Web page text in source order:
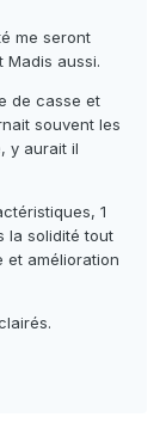
me seront
aussi.
de casse et
souvent les
y aurait il
1
la solidité tout
et amélioration